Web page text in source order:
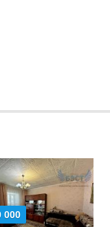
000